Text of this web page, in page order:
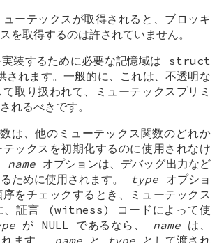
ーテックスが取得されると、ブロッキ
を取得するのは許されていません。
装するために必要な記憶域は struct
されます。一般的に、これは、不透明な
取り扱われて、ミューテックスプリミ
れるべきです。
は、他のミューテックス関数のどれか
ックスを初期化するのに使用されなけ
nameオプションは、デバッグ出力など
ために使用されます。
type オプショ
をチェックするとき、ミューテックス
、証言 (witness) コードによって使
が NULL であるなら、 nameは、
ます。 nameと type として渡され